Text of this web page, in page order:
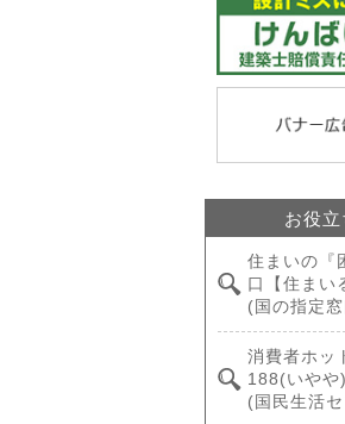
お役
住まいの『
口【住まい
(国の指定
消費者ホッ
188(いやや
(国民生活